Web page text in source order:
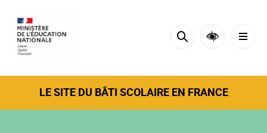
LE SITE DU BÂTI SCOLAIRE EN FRANCE